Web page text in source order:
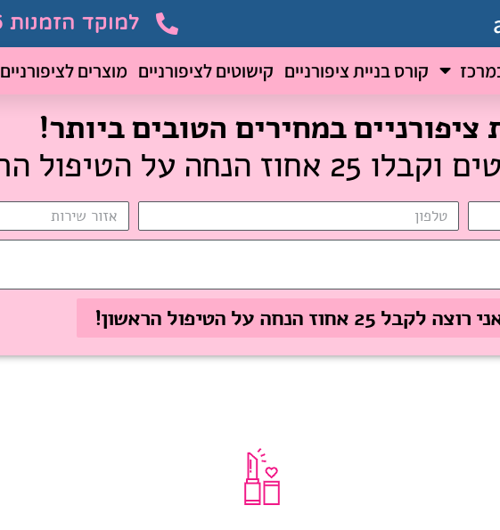
למוקד הזמנות 055-9704706
קורס בניית ציפורניים קישוטים לציפורניים מוצרים לציפורניים
ציפורניים במחירים הטובים ביותר!
על הטיפול הראשון!
רוצה לקבל 25 אחוז הנחה על הטיפול הראשון!